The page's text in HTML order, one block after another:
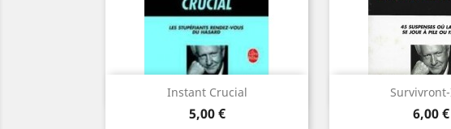
Instant Crucial
Prix
5,00 €
Aperçu rapide
Prix
6,00 €
Aperçu